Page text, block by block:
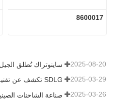
8600017
2025-08-20
2025-03-29
2025-03-26